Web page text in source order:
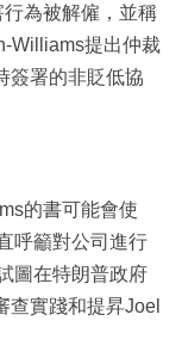
為被解僱，並稱
Williams提出仲裁
簽署的非貶低協
的書可能會使
呼籲對公司進行
圖在特朗普政府
查實踐和提昇Joel